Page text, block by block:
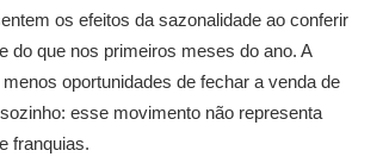
os efeitos da sazonalidade ao conferir
do que nos primeiros meses do ano. A
oportunidades de fechar a venda de
esse movimento não representa
franquias.